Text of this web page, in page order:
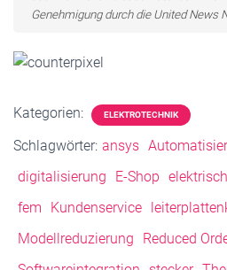
Genehmigung durch die United News
Kategorien: ELEKTROTECHNIK
Schlagwörter: ansys
digitalisierung
E-Shop
fem
Kundenservice
Modellreduzierung
Reduced